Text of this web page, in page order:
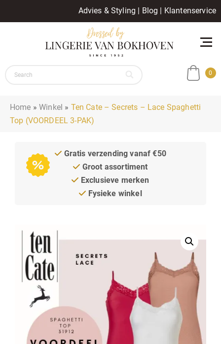
Advies & Styling | Blog | Klantenservice
0
Home »Winkel » Ten Cate – Secrets – Lace Spaghetti
Top (VOORDEEL 3-PAK)
Gratis verzending vanaf €50
Groot assortiment
Exclusieve merken
Fysieke winkel